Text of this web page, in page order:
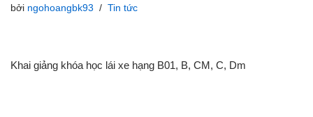
bởi ngohoangbk93 Tin tức
Khai giảng khóa học lái xe hạng B01, B, CM, C, Dm